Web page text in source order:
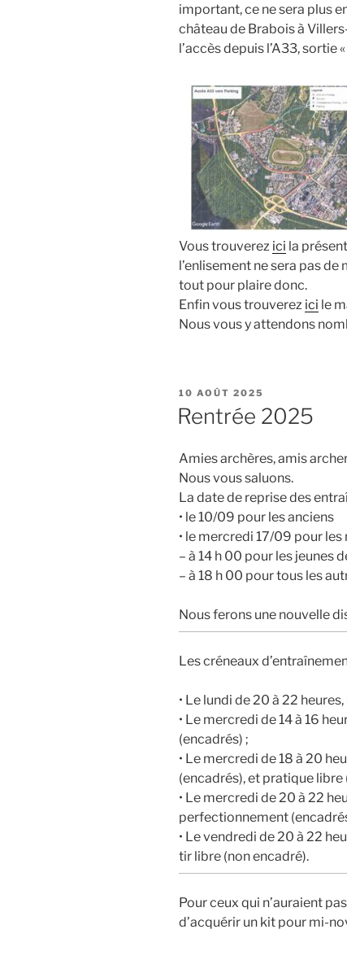
important, ce ne sera plus
château de Brabois à
l’accès depuis l’A33, sortie
Vous trouverez ici la
l’enlisement ne sera pas
tout pour plaire donc.
Enfin vous trouverez ici le
Nous vous y attendons
PUBLIÉ
10 AOÛT 2025
Rentrée 2025
Amies archères, amis
Nous vous saluons.
La date de reprise des
• le 10/09 pour les anciens
• le mercredi 17/09 pour les
– à 14 h 00 pour les jeunes
– à 18 h 00 pour tous les
Nous ferons une nouvelle
Les créneaux
• Le lundi de 20 à 22
• Le mercredi de 14 à 16
(encadrés) ;
• Le mercredi de 18 à 20
(encadrés), et pratique libre
• Le mercredi de 20 à 22
perfectionnement
• Le vendredi de 20 à 22
tir libre (non encadré).
Pour ceux qui n’auraient
d’acquérir un kit pour mi-